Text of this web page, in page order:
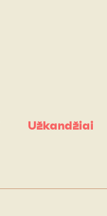
Užkandžiai